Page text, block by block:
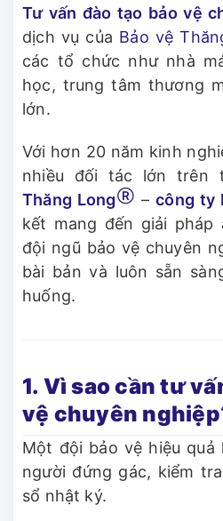
Tư vấn đào tạo bảo vệ
dịch vụ của Bảo vệ
các tổ chức như nhà
học, trung tâm thương
lớn.
Với hơn 20 năm kinh
nhiều đối tác lớn trên
Thăng LongⓇ –công ty
kết mang đến giải pháp
đội ngũ bảo vệ chuyên
bài bản và luôn sẵn
huống.
1. Vì sao cần tư
vệ chuyên
Một đội bảo vệ hiệu quả
người đứng gác, kiểm
sổ nhật ký.